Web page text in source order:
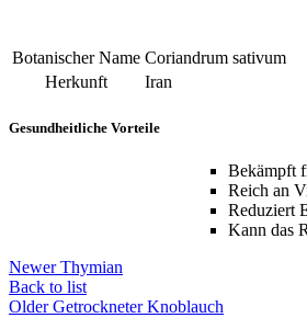
Botanischer Name Coriandrum sativum
Herkunft
Iran
Gesundheitliche Vorteile
Bekämpft
Reich an
Reduziert
Kann das
Newer Thymian
Back to list
Older Getrockneter Knoblauch